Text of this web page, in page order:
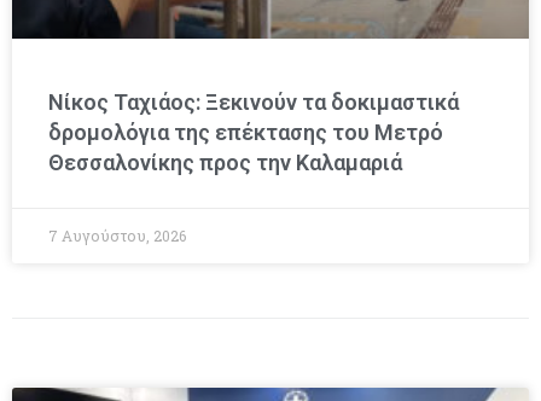
Νίκος Ταχιάος: Ξεκινούν τα δοκιμαστικά
δρομολόγια της επέκτασης του Μετρό
Θεσσαλονίκης προς την Καλαμαριά
7 Αυγούστου, 2026